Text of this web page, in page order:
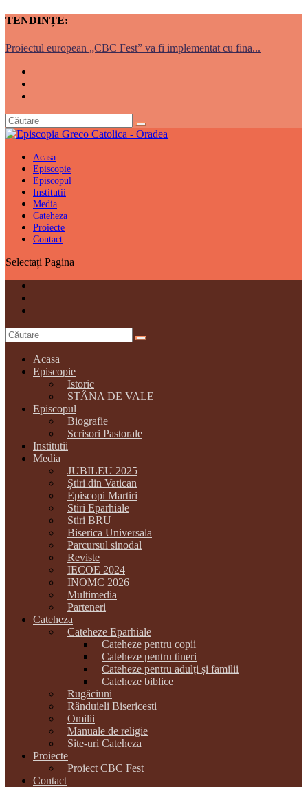
TENDINȚE:
Proiectul european „CBC Fest” va fi implementat cu fina...
Acasa
Episcopie
Episcopul
Institutii
Media
Cateheza
Proiecte
Contact
Selectați Pagina
Acasa
Episcopie
Istoric
STÂNA DE VALE
Episcopul
Biografie
Scrisori Pastorale
Institutii
Media
JUBILEU 2025
Știri din Vatican
Episcopi Martiri
Stiri Eparhiale
Stiri BRU
Biserica Universala
Parcursul sinodal
Reviste
IECOE 2024
INOMC 2026
Multimedia
Parteneri
Cateheza
Cateheze Eparhiale
Cateheze pentru copii
Cateheze pentru tineri
Cateheze pentru adulți și familii
Cateheze biblice
Rugăciuni
Rânduieli Bisericesti
Omilii
Manuale de religie
Site-uri Cateheza
Proiecte
Proiect CBC Fest
Contact